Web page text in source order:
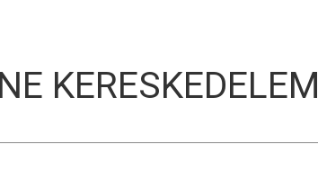
KERESKEDELEM